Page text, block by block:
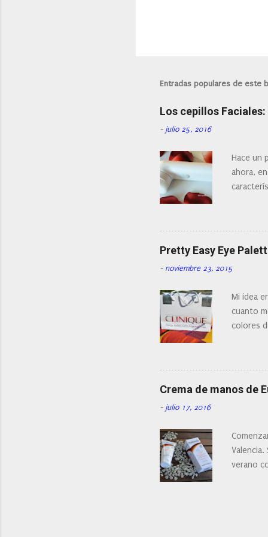
Entradas populares de este
Los cepillos
- julio 25, 2016
Hace un
ahora,
¿Cual
facial de
Pretty Easy Eye
- noviembre 23, 2015
Mi idea
cuanto
colores
Crema de manos de
- julio 17, 2016
verano